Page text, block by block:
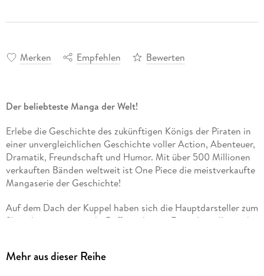
Merken Empfehlen Bewerten
Der beliebteste Manga der Welt!
Erlebe die Geschichte des zukünftigen Königs der Piraten in
einer unvergleichlichen Geschichte voller Action, Abenteuer,
Dramatik, Freundschaft und Humor. Mit über 500 Millionen
verkauften Bänden weltweit ist One Piece die meistverkaufte
Mangaserie der Geschichte!
Auf dem Dach der Kuppel haben sich die Hauptdarsteller zum
Showdown versammelt. Ruffy und seine Freunde stellen sich
Zukunft wartet am Ende dieses ultimativen
Mehr aus dieser Reihe